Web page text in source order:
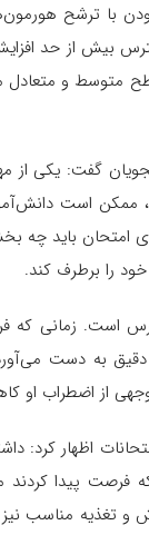
با ترشح
بیش از حد
و متعادل
گفت: یکی
ممکن است
امتحان باید چه
را برطرف کند.
است. زمانی
دقیق به دست
از اضطراب او
اظهار
فرصت پیدا
تغذیه مناسب نیز